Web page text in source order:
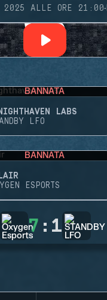
2025 ALLE ORE 21:00·
BANNATA
LABS
LFO
BANNATA
ESPORTS
7 : 1